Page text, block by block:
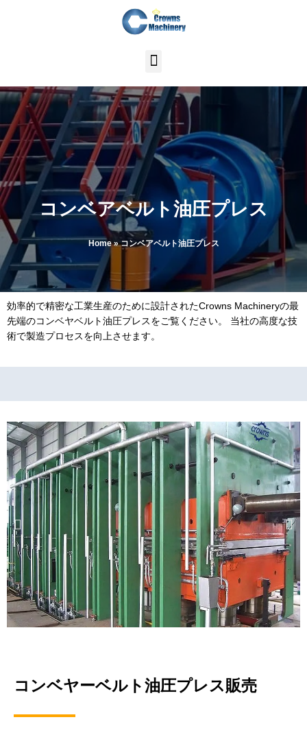
プ
コンベアベルト油圧プレス
Home»コンベアベルト油圧プレス
効率的で精密な工業生産のために設計されたCrowns Machineryの最
先端のコンベヤベルト油圧プレスをご覧ください。 当社の高度な技
術で製造プロセスを向上させます。
コンベヤーベルト油圧プレス販売